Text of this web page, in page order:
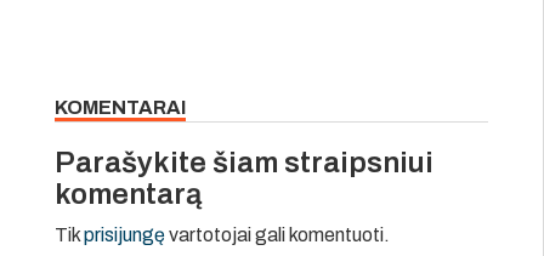
KOMENTARAI
Parašykite šiam straipsniui
komentarą
Tikprisijungęvartotojai gali komentuoti.